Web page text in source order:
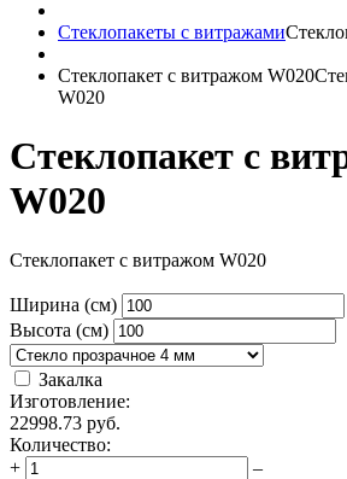
Стеклопакеты с витражами
Стеклопакет с витражом W020
W020
Стеклопакет с
W020
Стеклопакет с витражом W020
Ширина (см)
Высота (см)
Закалка
Изготовление:
22998.73 руб.
Количество:
+
–